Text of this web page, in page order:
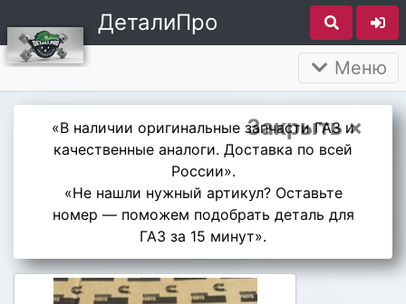
ДеталиПро
Меню
Закрыть ×
«В наличии оригинальные запчасти ГАЗ и
качественные аналоги. Доставка по всей
России».
«Не нашли нужный артикул? Оставьте
номер — поможем подобрать деталь для
ГАЗ за 15 минут».